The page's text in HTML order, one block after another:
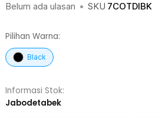
Belum ada ulasan • SKU 7COTDIBK
Pilihan Warna:
Black
Informasi Stok:
Jabodetabek